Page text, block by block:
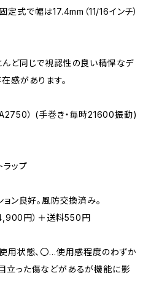
式で幅は17.4mm（11/16インチ）
んど同じで視認性の良い精悍なデ
感があります。
） (手巻き・毎時21600振動)
ップ
ョン良好。風防交換済み。
円）＋送料550円
用状態、〇…使用感程度のわずか
立った傷などがあるが機能に影